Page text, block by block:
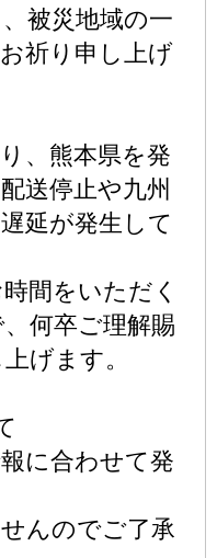
被災地域の一
祈り申し上げ
、熊本県を発
送停止や九州
延が発生して
間をいただく
何卒ご理解賜
げます。
に合わせて発
んのでご了承